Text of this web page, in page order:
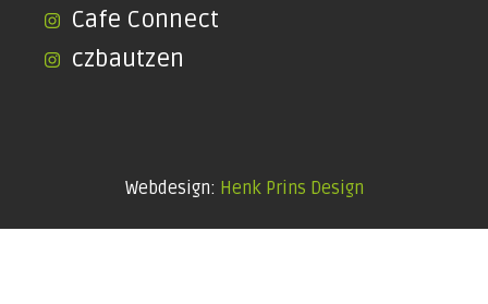
Cafe Connect
czbautzen
Webdesign: Henk Prins Design